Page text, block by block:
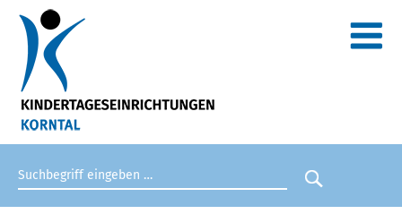
Suchbegriff eingeben
Suche